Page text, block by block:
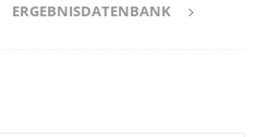
ERGEBNISDATENBANK